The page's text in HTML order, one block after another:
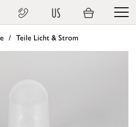
US
Teile Licht & Strom